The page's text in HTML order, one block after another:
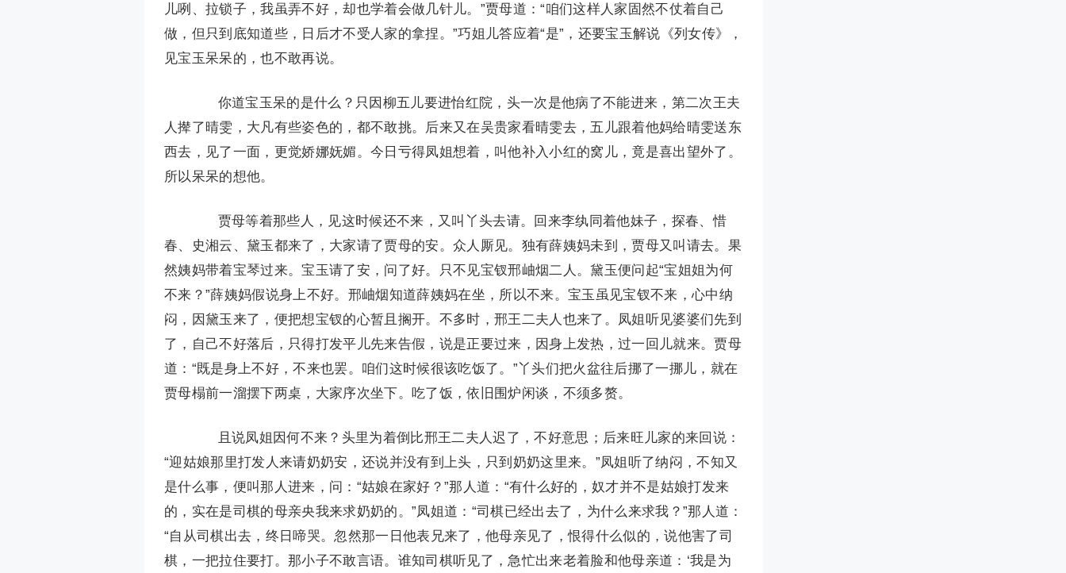
儿咧、拉锁子，我虽弄不好，却也学着会做几针儿。”贾母道：“咱们这样人家固然不仗着自己
做，但只到底知道些，日后才不受人家的拿捏。”巧姐儿答应着“是”，还要宝玉解说《列女传》，
见宝玉呆呆的，也不敢再说。
你道宝玉呆的是什么？只因柳五儿要进怡红院，头一次是他病了不能进来，第二次王夫
人撵了晴雯，大凡有些姿色的，都不敢挑。后来又在吴贵家看晴雯去，五儿跟着他妈给晴雯送东
西去，见了一面，更觉娇娜妩媚。今日亏得凤姐想着，叫他补入小红的窝儿，竟是喜出望外了。
所以呆呆的想他。
贾母等着那些人，见这时候还不来，又叫丫头去请。回来李纨同着他妹子，探春、惜
春、史湘云、黛玉都来了，大家请了贾母的安。众人厮见。独有薛姨妈未到，贾母又叫请去。果
然姨妈带着宝琴过来。宝玉请了安，问了好。只不见宝钗邢岫烟二人。黛玉便问起“宝姐姐为何
不来？”薛姨妈假说身上不好。邢岫烟知道薛姨妈在坐，所以不来。宝玉虽见宝钗不来，心中纳
闷，因黛玉来了，便把想宝钗的心暂且搁开。不多时，邢王二夫人也来了。凤姐听见婆婆们先到
了，自己不好落后，只得打发平儿先来告假，说是正要过来，因身上发热，过一回儿就来。贾母
道：“既是身上不好，不来也罢。咱们这时候很该吃饭了。”丫头们把火盆往后挪了一挪儿，就在
贾母榻前一溜摆下两桌，大家序次坐下。吃了饭，依旧围炉闲谈，不须多赘。
且说凤姐因何不来？头里为着倒比邢王二夫人迟了，不好意思；后来旺儿家的来回说：
“迎姑娘那里打发人来请奶奶安，还说并没有到上头，只到奶奶这里来。”凤姐听了纳闷，不知又
是什么事，便叫那人进来，问：“姑娘在家好？”那人道：“有什么好的，奴才并不是姑娘打发来
的，实在是司棋的母亲央我来求奶奶的。”凤姐道：“司棋已经出去了，为什么来求我？”那人道：
“自从司棋出去，终日啼哭。忽然那一日他表兄来了，他母亲见了，恨得什么似的，说他害了司
棋，一把拉住要打。那小子不敢言语。谁知司棋听见了，急忙出来老着脸和他母亲道：‘我是为